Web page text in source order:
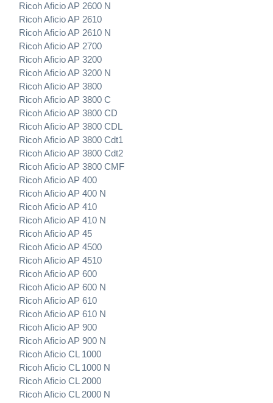
Ricoh Aficio AP 2600 N
Ricoh Aficio AP 2610
Ricoh Aficio AP 2610 N
Ricoh Aficio AP 2700
Ricoh Aficio AP 3200
Ricoh Aficio AP 3200 N
Ricoh Aficio AP 3800
Ricoh Aficio AP 3800 C
Ricoh Aficio AP 3800 CD
Ricoh Aficio AP 3800 CDL
Ricoh Aficio AP 3800 Cdt1
Ricoh Aficio AP 3800 Cdt2
Ricoh Aficio AP 3800 CMF
Ricoh Aficio AP 400
Ricoh Aficio AP 400 N
Ricoh Aficio AP 410
Ricoh Aficio AP 410 N
Ricoh Aficio AP 45
Ricoh Aficio AP 4500
Ricoh Aficio AP 4510
Ricoh Aficio AP 600
Ricoh Aficio AP 600 N
Ricoh Aficio AP 610
Ricoh Aficio AP 610 N
Ricoh Aficio AP 900
Ricoh Aficio AP 900 N
Ricoh Aficio CL 1000
Ricoh Aficio CL 1000 N
Ricoh Aficio CL 2000
Ricoh Aficio CL 2000 N